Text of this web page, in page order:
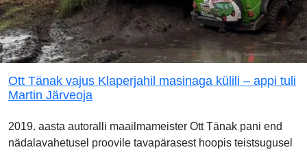
Ott Tänak vajus Klaperjahil masinaga külili – appi tuli
Martin Järveoja
2019. aasta autoralli maailmameister Ott Tänak pani end
nädalavahetusel proovile tavapärasest hoopis teistsugusel